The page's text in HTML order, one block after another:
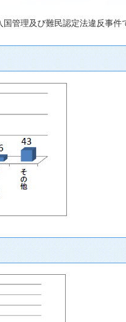
管理及び難民認定法違反事件